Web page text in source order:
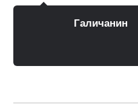
Галичанин